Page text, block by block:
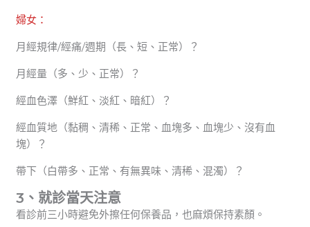
婦女：
月經規律/經痛/週期（長、短、正常）？
月經量（多、少、正常）？
經血色澤（鮮紅、淡紅、暗紅）？
經血質地（黏稠、清稀、正常、血塊多、血塊少、沒有血
塊）？
帶下（白帶多、正常、有無異味、清稀、混濁）？
3、就診當天注意
看診前三小時避免外擦任何保養品，也麻煩保持素顏。